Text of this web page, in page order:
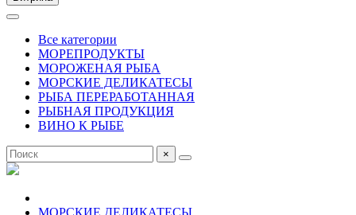
Все категории
МОРЕПРОДУКТЫ
МОРОЖЕНАЯ РЫБА
МОРСКИЕ ДЕЛИКАТЕСЫ
РЫБА ПЕРЕРАБОТАННАЯ
РЫБНАЯ ПРОДУКЦИЯ
ВИНО К РЫБЕ
×
МОРСКИЕ ДЕЛИКАТЕСЫ